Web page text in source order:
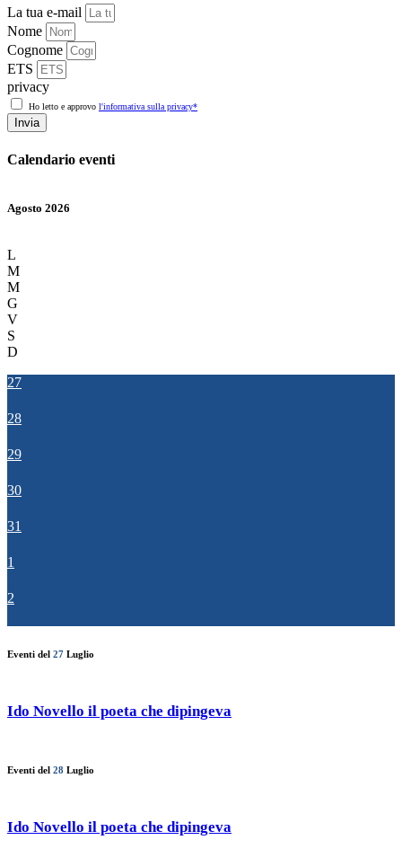
La tua e-mail
Nome
Cognome
ETS
privacy
Ho letto e approvo l'informativa sulla privacy*
Invia
Calendario eventi
Agosto 2026
L
M
M
G
V
S
D
27
28
29
30
31
1
2
Eventi del 27 Luglio
Ido Novello il poeta che dipingeva
Eventi del 28 Luglio
Ido Novello il poeta che dipingeva